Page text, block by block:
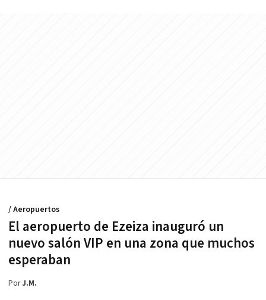
El aeropuerto de Ezeiza inauguró un
nuevo salón VIP en una zona que muchos
esperaban
/ Aeropuertos
PorJ.M.